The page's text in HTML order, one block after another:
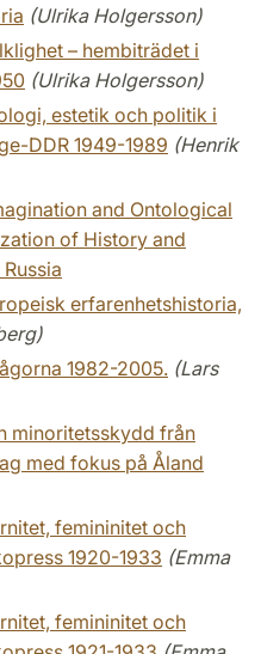
(Ulrika Holgersson)
– hembiträdet i
(Ulrika Holgersson)
estetik och politik i
DDR 1949-1989 (Henrik
and Ontological
of History and
erfarenhetshistoria,
1982-2005. (Lars
minoritetsskydd från
med fokus på Åland
femininitet och
1920-1933 (Emma
femininitet och